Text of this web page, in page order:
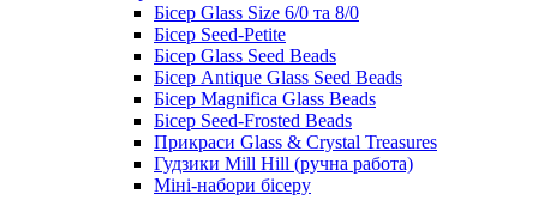
Бісер Glass Size 6/0 та 8/0
Бісер Seed-Petite
Бісер Glass Seed Beads
Бісер Antique Glass Seed Beads
Бісер Magnifica Glass Beads
Бісер Seed-Frosted Beads
Прикраси Glass & Crystal Treasures
Гудзики Mill Hill (ручна работа)
Міні-набори бісеру